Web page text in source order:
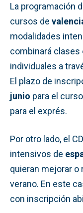
La programación
cursos de
modalidades
combinará
individuales a
El plazo de
junio para el
para el exprés.
Por otro lado, el
intensivos de
quieran mejorar o
verano. En este
con inscripción